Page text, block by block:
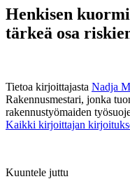
Henkisen
tärkeä osa
Tietoa kirjoittajasta Nadja
Rakennusmestari, jonka
rakennustyömaiden
Kaikki kirjoittajan
Kuuntele juttu